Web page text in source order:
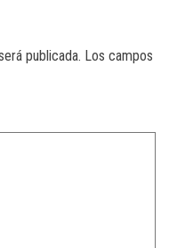
publicada. Los campos